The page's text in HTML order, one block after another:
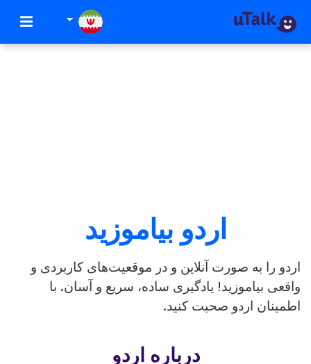
اردو بیاموزید
اردو را به صورت آنلاین و در موقعیت‌های کاربردی و
واقعی بیاموزید! یادگیری ساده، سریع و آسان. با
اطمینان اردو صحبت کنید.
درباره اردو